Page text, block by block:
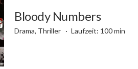
Bloody Numbers
Drama, Thriller Laufzeit: 100 min